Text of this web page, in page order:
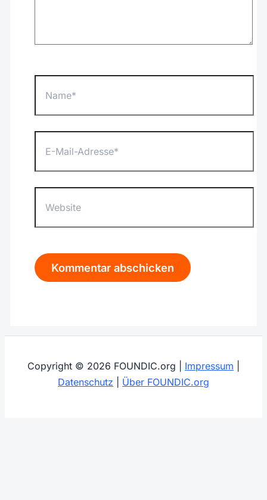
Mail-
Copyright © 2026 FOUNDIC.org | Impressum
Datenschutz
Über FOUNDIC.org